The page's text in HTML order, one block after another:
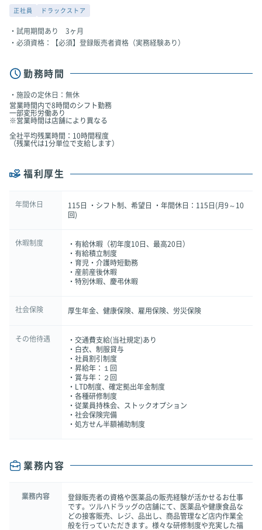
正社員 ドラックストア
試用期間あり 3ヶ月
必須資格：【必須】登録販売者資格（実務経験あり）
勤務時間
施設の定休日：無休
営業時間内で8時間のシフト勤務
一部変形労働あり
※営業時間は店舗により異なる
全社平均残業時間：10時間程度
（残業代は1分単位で支給します）
福利厚生
年間休日
115日 ・シフト制、希望日 ・年間休日：115日(月9～10
回)
休暇制度
・有給休暇（初年度10日、最高20日）
・有給積立制度
・育児・介護時短勤務
・産前産後休暇
・特別休暇、慶弔休暇
社会保険 厚生年金、健康保険、雇用保険、労災保険
その他待遇
・交通費支給(当社規定)あり
・白衣、制服貸与
・社員割引制度
・昇給年：１回
・賞与年：２回
・LTD制度、確定拠出年金制度
・各種研修制度
・従業員持株会、ストックオプション
・社会保険完備
・処方せん半額補助制度
業務内容
業務内容
登録販売者の資格や医薬品の販売経験が活かせるお仕事
です。ツルハドラッグの店舗にて、医薬品や健康食品な
どの接客販売、レジ、品出し、商品管理など店内作業全
般を行っていただきます。様々な研修制度や充実した福